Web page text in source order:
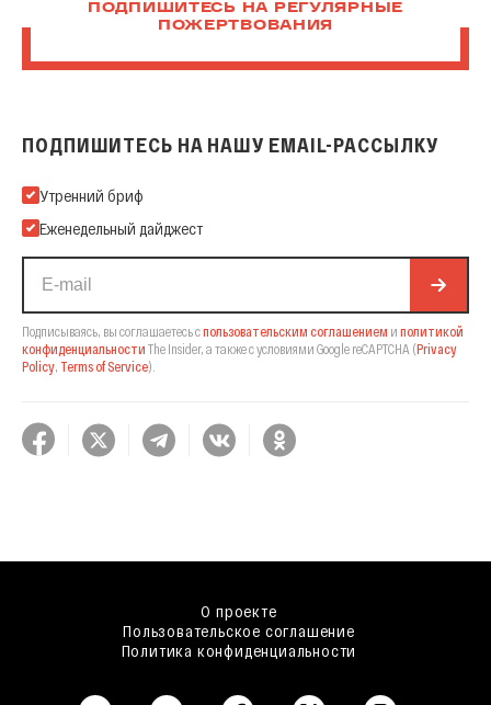
ПОДПИШИТЕСЬ НА РЕГУЛЯРНЫЕ
ПОЖЕРТВОВАНИЯ
ПОДПИШИТЕСЬ НА НАШУ EMAIL-РАССЫЛКУ
Подпишитесь на нашу Email-рассылку
Утренний бриф
Еженедельный дайджест
Подписываясь, вы соглашаетесь спользовательским соглашением и политикой
конфиденциальности The Insider, а также с условиями Google reCAPTCHA (Privacy
Policy, Terms of Service).
О проекте
Пользовательское соглашение
Политика конфиденциальности